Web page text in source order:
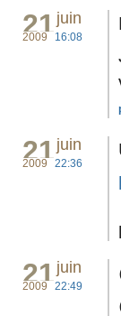
21 juin
2009 16:08
21 juin
2009 22:36
21 juin
2009 22:49